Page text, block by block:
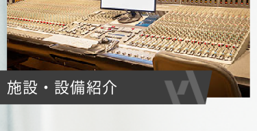
施設・設備紹介